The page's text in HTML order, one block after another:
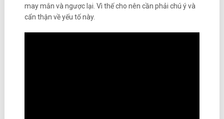
may mắn và ngược lại. Vì thế cho nên cần phải chú ý và
cẩn thận về yếu tố này.